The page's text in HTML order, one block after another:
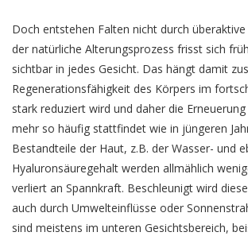
Doch entstehen Falten nicht durch
der natürliche Alterungsprozess frisst sich
sichtbar in jedes Gesicht. Das hängt damit
Regenerationsfähigkeit des Körpers im
stark reduziert wird und daher die
mehr so häufig stattfindet wie in jüngeren
Bestandteile der Haut, z.B. der Wasser- und
Hyaluronsäuregehalt werden allmählich
verliert an Spannkraft. Beschleunigt wird
auch durch Umwelteinflüsse oder
sind meistens im unteren Gesichtsbereich,